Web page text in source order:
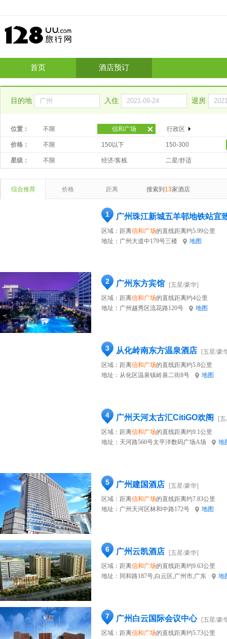
首页 酒店预订
目的地 入住 退房
位置： 不限 信和广场 行政区
价格： 不限 150以下 150-300
星级： 不限 经济/客栈 二星/舒适
综合推荐 价格 距离 搜索到 13家酒店
1 广州珠江新城五羊邨地铁站宜
区域：距离信和广场的直线距离约5.99公里
地址： 广州大道中179号三楼 地图
2 广州东方宾馆
[五星/豪华]
区域：距离信和广场的直线距离约4公里
地址： 广州越秀区流花路120号 地图
3 从化岭南东方温泉酒店
[五星/豪
区域：距离信和广场的直线距离约5.8公里
地址： 从化区温泉镇岭泉二街8号 地图
4 广州天河太古汇CitiGO欢阁
[
区域：距离信和广场的直线距离约9.1公里
地址： 天河路560号太平洋数码广场A场 地
5 广州建国酒店
[五星/豪华]
区域：距离信和广场的直线距离约7.83公里
地址： 广州天河区林和中路172号 地图
6 广州云凯酒店
[五星/豪华]
区域：距离信和广场的直线距离约9.63公里
地址： 同和路187号,白云区,广州市,广东 地
7 广州白云国际会议中心
[五星/豪
区域：距离信和广场的直线距离约5.73公里